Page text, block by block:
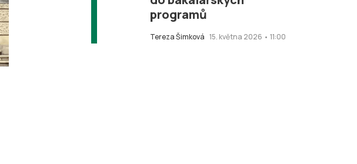
programů
Tereza Šimková 15. května 2026 • 11:00